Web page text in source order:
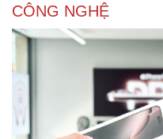
CÔNG NGHỆ